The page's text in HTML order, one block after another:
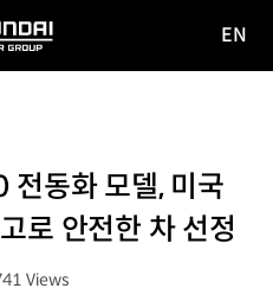
EN
동화 모델, 미국
로 안전한 차 선정
Views